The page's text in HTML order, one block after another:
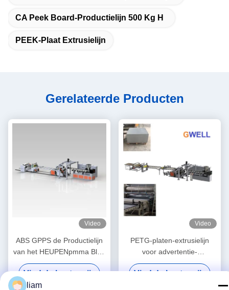
CA Peek Board-Productielijn 500 Kg H
PEEK-Plaat Extrusielijn
Gerelateerde Producten
Video
ABS GPPS de Productielijn
van het HEUPENpmma Blad
voor de Dienbladen van het
Ladenafvoerkanaal
Vind de beste prijs
Video
PETG-platen-extrusielijn
voor advertentie-
afbeeldingen in kasten
Vind de beste prijs
liam